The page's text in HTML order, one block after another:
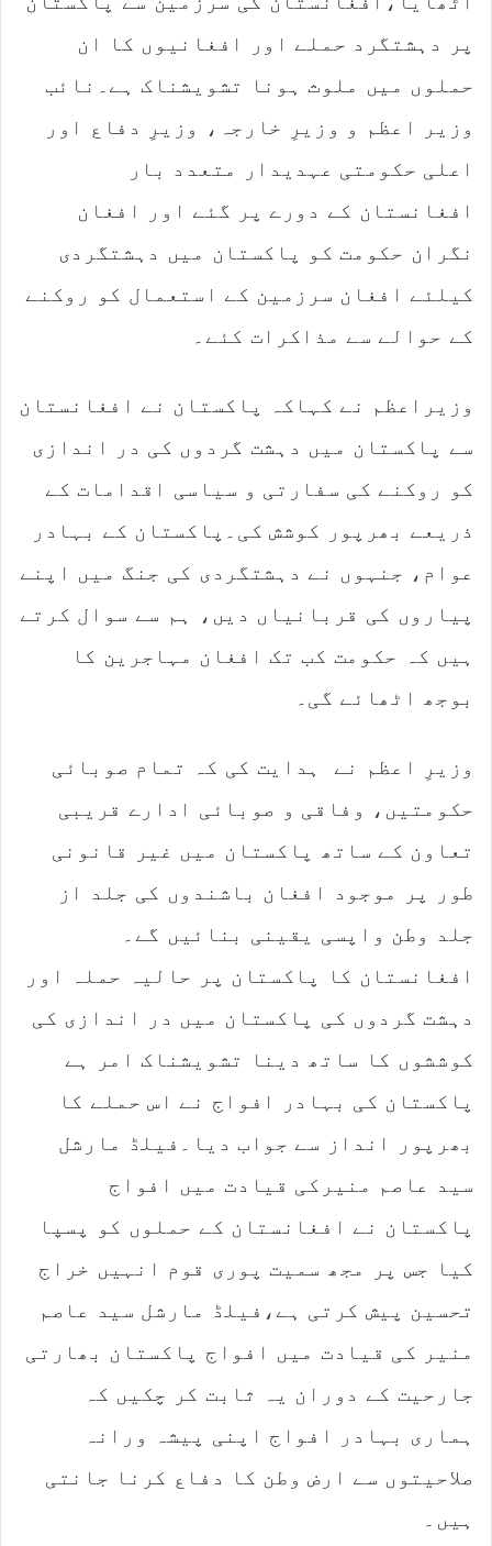
پر دہشتگرد حملے اور افغانیوں کا ان
حملوں میں ملوث ہونا تشویشناک ہے۔نائب
وزیر اعظم و وزیرِ خارجہ، وزیرِ دفاع اور
اعلی حکومتی عہدیدار متعدد بار
افغانستان کے دورے پر گئے اور افغان
نگران حکومت کو پاکستان میں دہشتگردی
کیلئے افغان سرزمین کے استعمال کو روکنے
کے حوالے سے مذاکرات کئے۔
وزیراعظم نے کہاکہ پاکستان نے افغانستان
سے پاکستان میں دہشت گردوں کی در اندازی
کو روکنے کی سفارتی و سیاسی اقدامات کے
ذریعے بھرپور کوشش کی۔پاکستان کے بہادر
عوام، جنہوں نے دہشتگردی کی جنگ میں اپنے
پیاروں کی قربانیاں دیں، ہم سے سوال کرتے
ہیں کہ حکومت کب تک افغان مہاجرین کا
بوجھ اٹھائے گی۔
وزیرِ اعظم نے ہدایت کی کہ تمام صوبائی
حکومتیں، وفاقی و صوبائی ادارے قریبی
تعاون کے ساتھ پاکستان میں غیر قانونی
طور پر موجود افغان باشندوں کی جلد از
جلد وطن واپسی یقینی بنائیں گے۔
افغانستان کا پاکستان پر حالیہ حملہ اور
دہشت گردوں کی پاکستان میں در اندازی کی
کوششوں کا ساتھ دینا تشویشناک امر ہے
پاکستان کی بہادر افواج نے اس حملے کا
بھرپور انداز سے جواب دیا۔فیلڈ مارشل
سید عاصم منیرکی قیادت میں افواج
پاکستان نے افغانستان کے حملوں کو پسپا
کیا جس پر مجھ سمیت پوری قوم انہیں خراج
تحسین پیش کرتی ہے،فیلڈ مارشل سید عاصم
منیر کی قیادت میں افواج پاکستان بھارتی
جارحیت کے دوران یہ ثابت کر چکیں کہ
ہماری بہادر افواج اپنی پیشہ ورانہ
صلاحیتوں سے ارض وطن کا دفاع کرنا جانتی
ہیں۔